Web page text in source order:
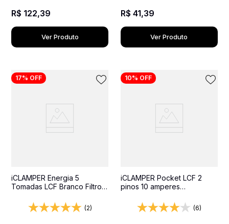
R$ 122,39
Ver Produto
R$ 41,39
Ver Produto
17% OFF
iCLAMPER Energia 5
Tomadas LCF Branco Filtro
DPS Bivolt
(2)
10% OFF
iCLAMPER Pocket LCF 2
pinos 10 amperes
Elétrico DPS Bivolt
(6)